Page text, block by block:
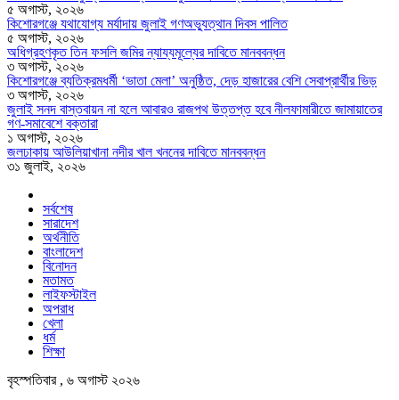
৫ অগাস্ট, ২০২৬
কিশোরগঞ্জে যথাযোগ্য মর্যাদায় জুলাই গণঅভ্যুত্থান দিবস পালিত
৫ অগাস্ট, ২০২৬
অধিগ্রহণকৃত তিন ফসলি জমির ন্যায্যমূল্যের দাবিতে মানববন্ধন
৩ অগাস্ট, ২০২৬
কিশোরগঞ্জে ব্যতিক্রমধর্মী ‘ভাতা মেলা’ অনুষ্ঠিত, দেড় হাজারের বেশি সেবাপ্রার্থীর ভিড়
৩ অগাস্ট, ২০২৬
জুলাই সনদ বাস্তবায়ন না হলে আবারও রাজপথ উত্তপ্ত হবে নীলফামারীতে জামায়াতের
গণ-সমাবেশে বক্তারা
১ অগাস্ট, ২০২৬
জলঢাকায় আউলিয়াখানা নদীর খাল খননের দাবিতে মানববন্ধন
৩১ জুলাই, ২০২৬
সর্বশেষ
সারাদেশ
অর্থনীতি
বাংলাদেশ
বিনোদন
মতামত
লাইফস্টাইল
অপরাধ
খেলা
ধর্ম
শিক্ষা
বৃহস্পতিবার , ৬ অগাস্ট ২০২৬